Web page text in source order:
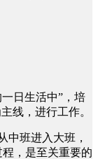
日生活中”，培
线，进行工作。
中班进入大班，
，是至关重要的